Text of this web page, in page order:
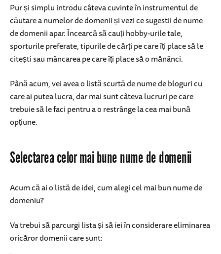
Pur și simplu introdu câteva cuvinte în instrumentul de
căutare a numelor de domenii și vezi ce sugestii de nume
de domenii apar. Încearcă să cauți hobby-urile tale,
sporturile preferate, tipurile de cărți pe care îți place să le
citești sau mâncarea pe care îți place să o mănânci.
Până acum, vei avea o listă scurtă de nume de bloguri cu
care ai putea lucra, dar mai sunt câteva lucruri pe care
trebuie să le faci pentru a o restrânge la cea mai bună
opțiune.
Selectarea celor mai bune nume de domenii
Acum că ai o listă de idei, cum alegi cel mai bun nume de
domeniu?
Va trebui să parcurgi lista și să iei în considerare eliminarea
oricăror domenii care sunt: